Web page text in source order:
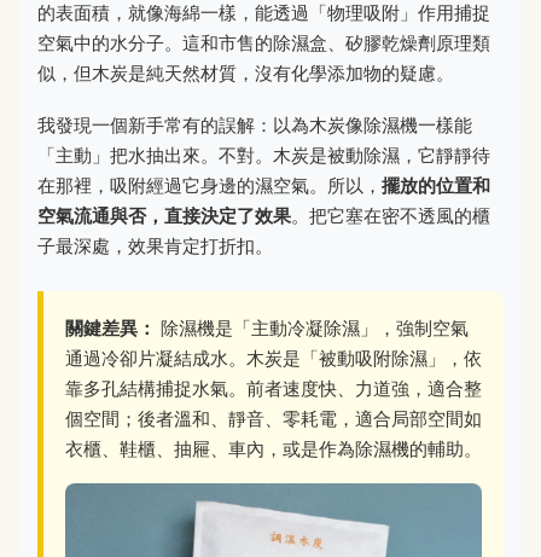
的表面積，就像海綿一樣，能透過「物理吸附」作用捕捉
空氣中的水分子。這和市售的除濕盒、矽膠乾燥劑原理類
似，但木炭是純天然材質，沒有化學添加物的疑慮。
我發現一個新手常有的誤解：以為木炭像除濕機一樣能
「主動」把水抽出來。不對。木炭是被動除濕，它靜靜待
在那裡，吸附經過它身邊的濕空氣。所以， 擺放的位置和
空氣流通與否，直接決定了效果。把它塞在密不透風的櫃
子最深處，效果肯定打折扣。
關鍵差異： 除濕機是「主動冷凝除濕」，強制空氣
通過冷卻片凝結成水。木炭是「被動吸附除濕」，依
靠多孔結構捕捉水氣。前者速度快、力道強，適合整
個空間；後者溫和、靜音、零耗電，適合局部空間如
衣櫃、鞋櫃、抽屜、車內，或是作為除濕機的輔助。